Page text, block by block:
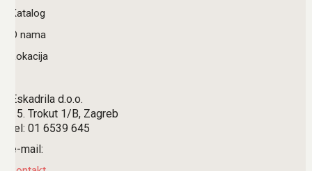
Katalog
O nama
Lokacija
Eskadrila d.o.o.
15. Trokut 1/B, Zagreb
tel: 01 6539 645
e-mail: